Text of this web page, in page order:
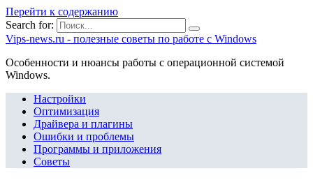
Перейти к содержанию
Search for:
Vips-news.ru - полезные советы по работе с Windows
Особенности и нюансы работы с операционной системой
Windows.
Настройки
Оптимизация
Драйвера и плагины
Ошибки и проблемы
Программы и приложения
Советы